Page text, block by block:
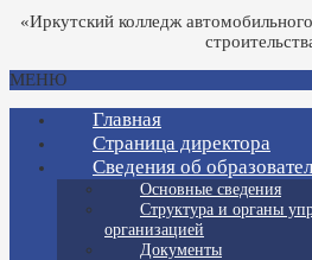
«Иркутский колледж
МЕНЮ
Главная
Страница директора
Сведения об
Основные сведения
Структура и органы
организацией
Документы